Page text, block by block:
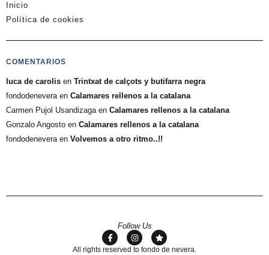
Inicio
Política de cookies
COMENTARIOS
luca de carolis en Trintxat de calçots y butifarra negra
fondodeneveraen Calamares rellenos a la catalana
Carmen Pujol Usandizagaen Calamares rellenos a la catalana
Gonzalo Angosto en Calamares rellenos a la catalana
fondodeneveraen Volvemos a otro ritmo..!!
Follow Us
All rights reserved to fondo de nevera.